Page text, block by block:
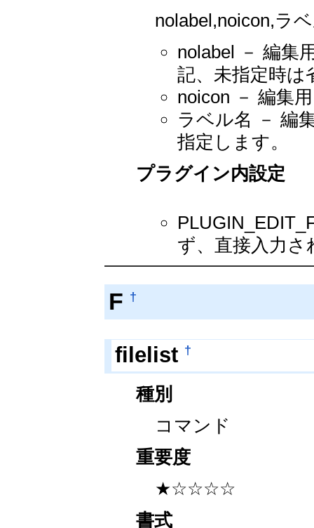
nolabel,noicon,ラ
nolabel － 編集
記、未指定時は
noicon － 編集
ラベル名 － 編
指定します。
プラグイン内設定
ず、直接入力さ
F †
filelist †
種別
コマンド
重要度
★☆☆☆☆
書式